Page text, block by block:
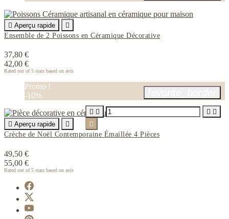
 Aperçu rapide

Ensemble de 2 Poissons en Céramique Décorative
37,80 €
42,00 €
Rated out of 5 stars based on avis
Promo !
-10%
 Aperçu rapide

Crèche de Noël Contemporaine Émaillée 4 Pièces
49,50 €
55,00 €
Rated out of 5 stars based on avis
   
